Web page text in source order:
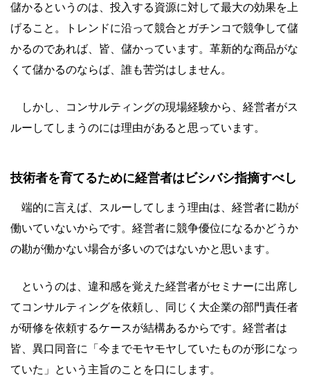
儲かるというのは、投入する資源に対して最大の効果を上
げること。トレンドに沿って競合とガチンコで競争して儲
かるのであれば、皆、儲かっています。革新的な商品がな
くて儲かるのならば、誰も苦労はしません。
しかし、コンサルティングの現場経験から、経営者がス
ルーしてしまうのには理由があると思っています。
技術者を育てるために経営者はビシバシ指摘すべし
端的に言えば、スルーしてしまう理由は、経営者に勘が
働いていないからです。経営者に競争優位になるかどうか
の勘が働かない場合が多いのではないかと思います。
というのは、違和感を覚えた経営者がセミナーに出席し
てコンサルティングを依頼し、同じく大企業の部門責任者
が研修を依頼するケースが結構あるからです。経営者は
皆、異口同音に「今までモヤモヤしていたものが形になっ
ていた」という主旨のことを口にします。